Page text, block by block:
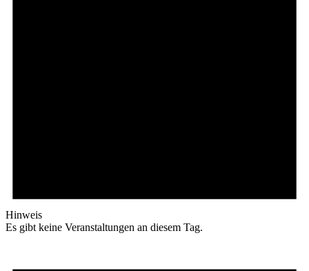
Hinweis
Es gibt keine Veranstaltungen an diesem Tag.